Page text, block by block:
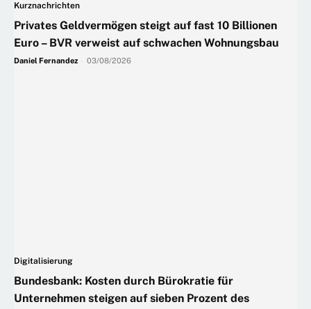
Kurznachrichten
Privates Geldvermögen steigt auf fast 10 Billionen
Euro – BVR verweist auf schwachen Wohnungsbau
Daniel Fernandez 03/08/2026
Digitalisierung
Bundesbank: Kosten durch Bürokratie für
Unternehmen steigen auf sieben Prozent des